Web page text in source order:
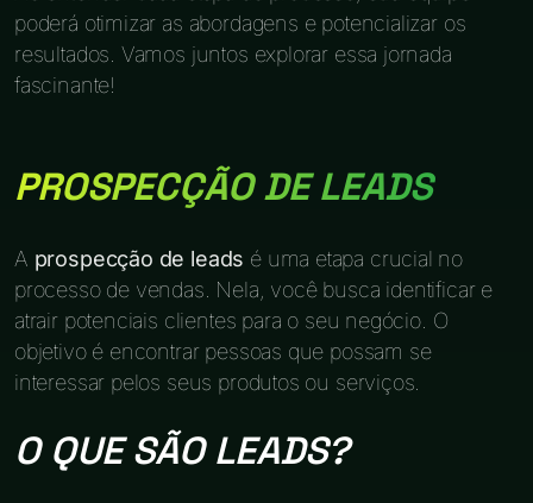
poderá otimizar as abordagens e potencializar os
resultados. Vamos juntos explorar essa jornada
fascinante!
PROSPECÇÃO DE LEADS
A prospecção de leads é uma etapa crucial no
processo de vendas. Nela, você busca identificar e
atrair potenciais clientes para o seu negócio. O
objetivo é encontrar pessoas que possam se
interessar pelos seus produtos ou serviços.
O QUE SÃO LEADS?